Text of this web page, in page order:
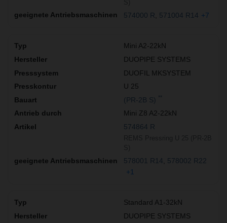
574000 R 571004 R14 +7
Mini A2-22kN
DUOPIPE SYSTEMS
DUOFIL MKSYSTEM
U 25
(PR-2B S)
Mini Z8 A2-22kN
574864 R
578001 R14
578002 R22
+1
Standard A1-32kN
DUOPIPE SYSTEMS